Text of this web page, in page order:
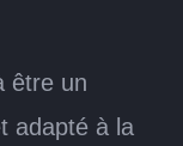
être un
adapté à la